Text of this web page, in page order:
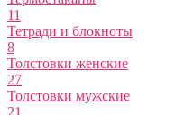
11
Тетради и блокноты
8
Толстовки женские
27
Толстовки мужские